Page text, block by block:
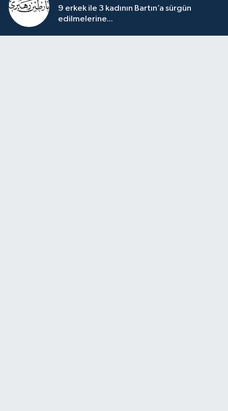
9 erkek ile 3 kadının Bartın’a sürgün
edilmelerine...